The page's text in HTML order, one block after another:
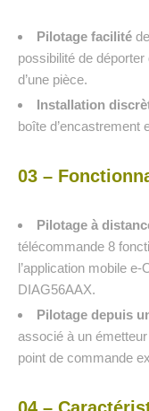
Pilotage facilité
possibilité de
d’une pièce.
Installation
boîte d’encastrement
03 –
Pilotage à
télécommande 8
l’application mobile
DIAG56AAX.
Pilotage depuis
associé à un
point de commande